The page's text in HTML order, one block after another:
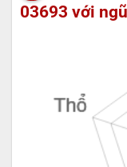
03693 với